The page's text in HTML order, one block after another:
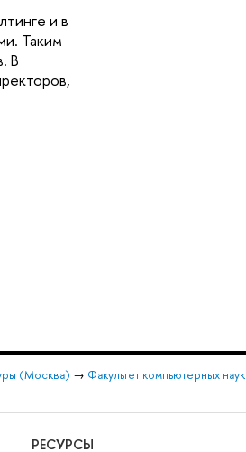
и в
Таким
В
(Москва) → Факультет компьютерных наук
РЕСУРСЫ